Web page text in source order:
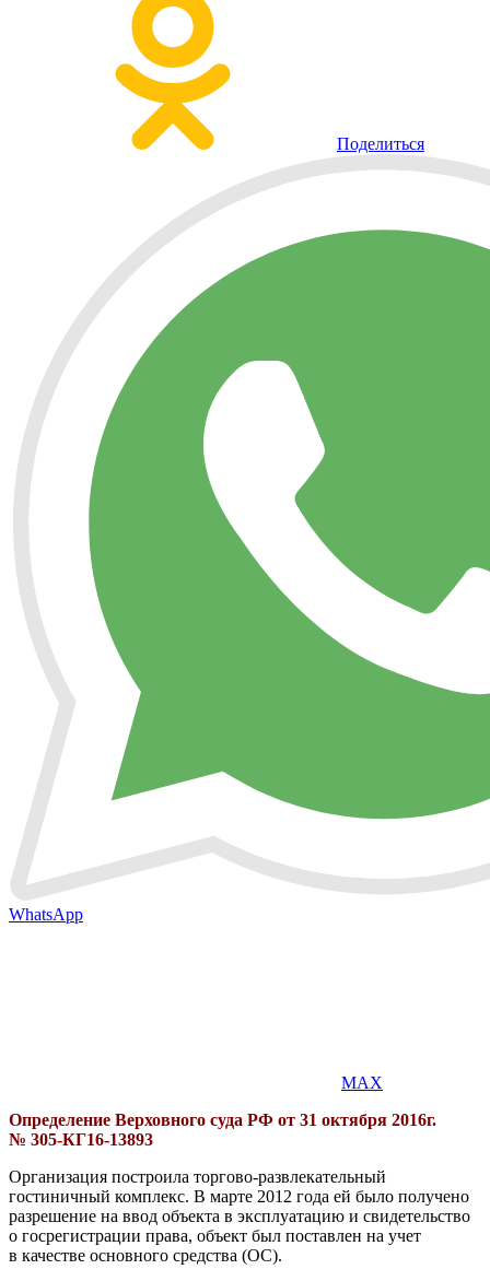
Поделиться
WhatsApp
MAX
Определение Верховного суда РФ от 31 октября 2016г.
№ 305-КГ16-13893
Организация построила торгово-развлекательный
гостиничный комплекс. В марте 2012 года ей было получено
разрешение на ввод объекта в эксплуатацию и свидетельство
о госрегистрации права, объект был поставлен на учет
в качестве основного средства (ОС).